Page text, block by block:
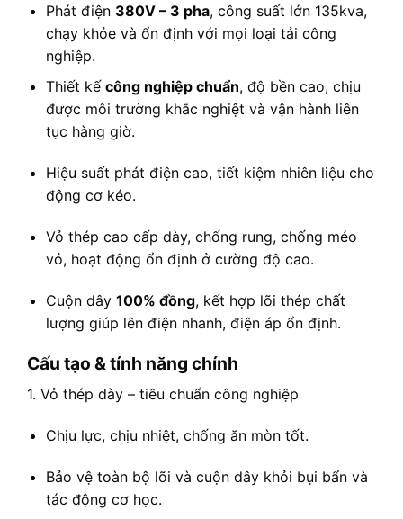
Phát điện 380V – 3 pha, công suất lớn 135kva,
chạy khỏe và ổn định với mọi loại tải công
nghiệp.
Thiết kế công nghiệp chuẩn, độ bền cao, chịu
được môi trường khắc nghiệt và vận hành liên
tục hàng giờ.
Hiệu suất phát điện cao, tiết kiệm nhiên liệu cho
động cơ kéo.
Vỏ thép cao cấp dày, chống rung, chống méo
vỏ, hoạt động ổn định ở cường độ cao.
Cuộn dây 100% đồng, kết hợp lõi thép chất
lượng giúp lên điện nhanh, điện áp ổn định.
Cấu tạo & tính năng chính
1. Vỏ thép dày – tiêu chuẩn công nghiệp
Chịu lực, chịu nhiệt, chống ăn mòn tốt.
Bảo vệ toàn bộ lõi và cuộn dây khỏi bụi bẩn và
tác động cơ học.